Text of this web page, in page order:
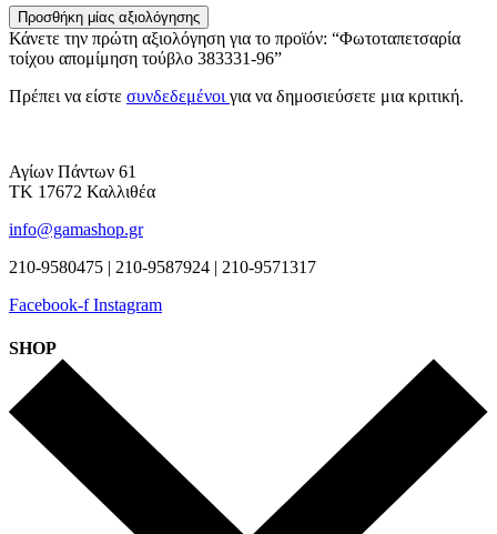
Προσθήκη μίας αξιολόγησης
Κάνετε την πρώτη αξιολόγηση για το προϊόν: “Φωτοταπετσαρία
τοίχου απομίμηση τούβλο 383331-96”
Πρέπει να είστε συνδεδεμένοι για να δημοσιεύσετε μια κριτική.
Αγίων Πάντων 61
ΤΚ 17672 Καλλιθέα
info@gamashop.gr
210-9580475 | 210-9587924 | 210-9571317
Facebook-f Instagram
SHOP